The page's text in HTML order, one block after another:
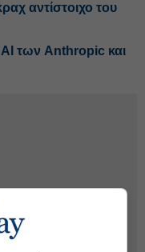
αντίστοιχο του
των Anthropic και